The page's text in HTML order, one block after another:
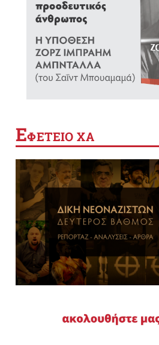
ΕΦΕΤΕΙΟ ΧΑ